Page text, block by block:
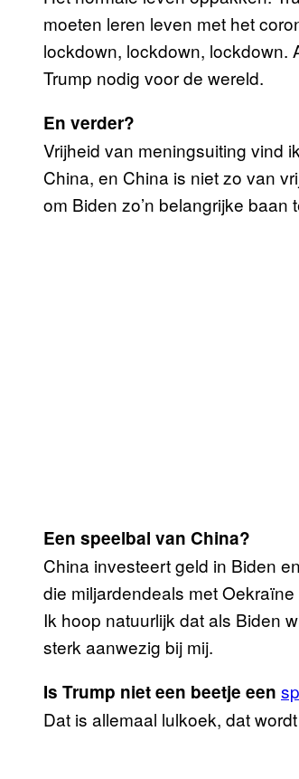
moeten leren leven met het
lockdown, lockdown, lockdown.
Trump nodig voor de wereld.
En verder?
Vrijheid van meningsuiting vind
China, en China is niet zo van
om Biden zo’n belangrijke baan
Een speelbal van China?
China investeert geld in Biden
die miljardendeals met
Ik hoop natuurlijk dat als Biden
sterk aanwezig bij mij.
Is Trump niet een beetje een
Dat is allemaal lulkoek, dat